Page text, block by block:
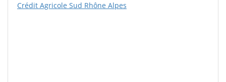
Crédit Agricole Sud Rhône Alpes